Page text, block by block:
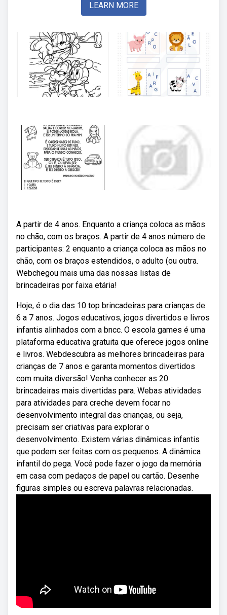
LEARN MORE
A partir de 4 anos. Enquanto a criança coloca as mãos
no chão, com os braços. A partir de 4 anos número de
participantes: 2 enquanto a criança coloca as mãos no
chão, com os braços estendidos, o adulto (ou outra.
Webchegou mais uma das nossas listas de
brincadeiras por faixa etária!
Hoje, é o dia das 10 top brincadeiras para crianças de
6 a 7 anos. Jogos educativos, jogos divertidos e livros
infantis alinhados com a bncc. O escola games é uma
plataforma educativa gratuita que oferece jogos online
e livros. Webdescubra as melhores brincadeiras para
crianças de 7 anos e garanta momentos divertidos
com muita diversão! Venha conhecer as 20
brincadeiras mais divertidas para. Webas atividades
para atividades para creche devem focar no
desenvolvimento integral das crianças, ou seja,
precisam ser criativas para explorar o
desenvolvimento. Existem várias dinâmicas infantis
que podem ser feitas com os pequenos. A dinâmica
infantil do pega. Você pode fazer o jogo da memória
em casa com pedaços de papel ou cartão. Desenhe
figuras simples ou escreva palavras relacionadas.